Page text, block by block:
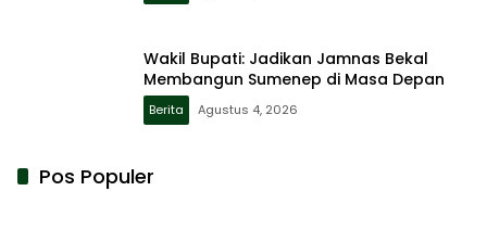
Wakil Bupati: Jadikan Jamnas Bekal
Membangun Sumenep di Masa Depan
Berita Agustus 4, 2026
Pos Populer